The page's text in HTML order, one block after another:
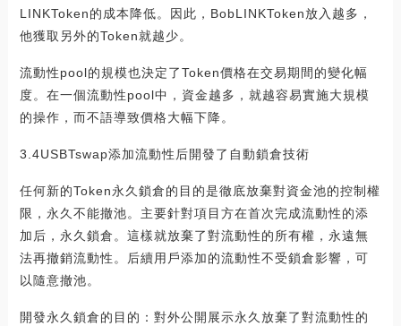
LINKToken的成本降低。因此，BobLINKToken放入越多，
他獲取另外的Token就越少。
流動性pool的規模也決定了Token價格在交易期間的變化幅
度。在一個流動性pool中，資金越多，就越容易實施大規模
的操作，而不語導致價格大幅下降。
3.4USBTswap添加流動性后開發了自動鎖倉技術
任何新的Token永久鎖倉的目的是徹底放棄對資金池的控制權
限，永久不能撤池。主要針對項目方在首次完成流動性的添
加后，永久鎖倉。這樣就放棄了對流動性的所有權，永遠無
法再撤銷流動性。后續用戶添加的流動性不受鎖倉影響，可
以隨意撤池。
開發永久鎖倉的目的：對外公開展示永久放棄了對流動性的